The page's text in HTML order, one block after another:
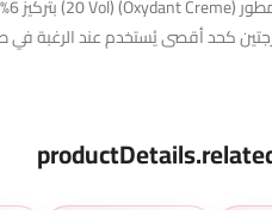
كحد أقصى يُستخدم عند الرغبة في